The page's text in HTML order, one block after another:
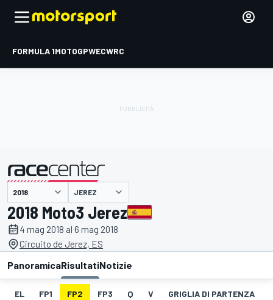
FORMULA 1MOTOGPWECWRC
presentato da JEREZ
2018 Moto3 Jerez
4 mag 2018 al 6 mag 2018
Circuito de Jerez, ES
PanoramicaRisultatiNotizie
EL FP1 FP2 FP3 Q V GRIGLIA DI PARTENZA